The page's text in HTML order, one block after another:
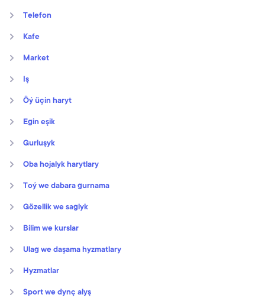
Telefon
Kafe
Market
Iş
Öý üçin haryt
Egin eşik
Gurluşyk
Oba hojalyk harytlary
Toý we dabara gurnama
Gözellik we saglyk
Bilim we kurslar
Ulag we daşama hyzmatlary
Hyzmatlar
Sport we dynç alyş